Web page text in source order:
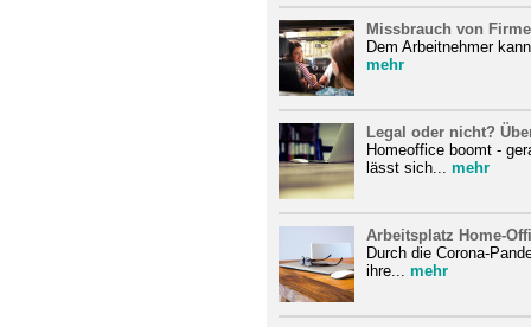
Missbrauch von
Dem Arbeitnehmer
mehr
Legal oder nicht?
Homeoffice boomt -
lässt sich... mehr
Arbeitsplatz Home-
Durch die Corona-
ihre... mehr